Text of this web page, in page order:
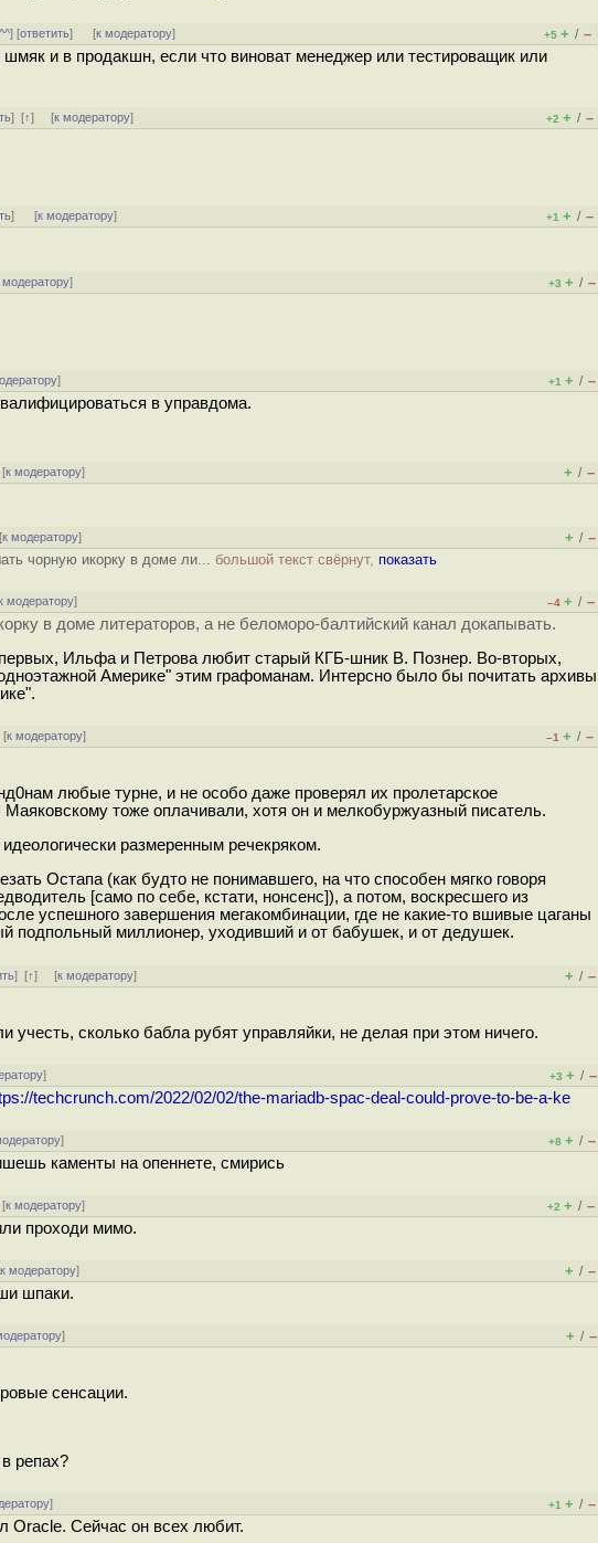
] [ответить] [к модератору] +5 + / –
и в продакшн, если что виноват менеджер или тестироващик или
][↑] [к модератору] +2 + / –
] [к модератору] +1 + / –
модератору] +3 + / –
] +1 + / –
в управдома.
к модератору] + / –
к модератору] + / –
чорную икорку в доме ли... большой текст свёрнут, показать
модератору] –4 + / –
в доме литераторов, а не беломоро-балтийский канал докапывать.
Ильфа и Петрова любит старый КГБ-шник В. Познер. Во-вторых,
Америке" этим графоманам. Интерсно было бы почитать архивы
к модератору] –1 + / –
любые турне, и не особо даже проверял их пролетарское
тоже оплачивали, хотя он и мелкобуржуазный писатель.
размеренным речекряком.
Остапа (как будто не понимавшего, на что способен мягко говоря
[само по себе, кстати, нонсенс]), а потом, воскресшего из
успешного завершения мегакомбинации, где не какие-то вшивые цаганы
подпольный миллионер, уходивший и от бабушек, и от дедушек.
][↑] [к модератору] + / –
сколько бабла рубят управляйки, не делая при этом ничего.
] +3 + / –
techcrunch.com/2022/02/02/the-mariadb-spac-deal-could-prove-to-be-a-ke
] +8 + / –
каменты на опеннете, смирись
к модератору] +2 + / –
проходи мимо.
к модератору] + / –
шпаки.
] + / –
сенсации.
репах?
] +1 + / –
Oracle. Сейчас он всех любит.